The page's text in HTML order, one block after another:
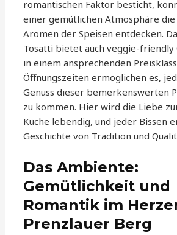
romantischen Faktor besticht,
einer gemütlichen Atmosphäre
Aromen der Speisen entdecken.
Tosatti bietet auch veggie-friendly
in einem ansprechenden
Öffnungszeiten ermöglichen es,
Genuss dieser bemerkenswerten
zu kommen. Hier wird die Liebe
Küche lebendig, und jeder Bissen
Geschichte von Tradition und
Das Ambiente:
Gemütlichkeit und
Romantik im
Prenzlauer Berg